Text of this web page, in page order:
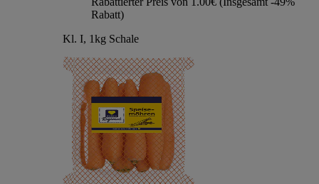
Rabatt)
Kl. I, 1kg Schale